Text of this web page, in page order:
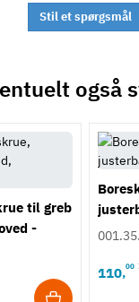
Stil et spørgsmål
også
til greb
-
110,00